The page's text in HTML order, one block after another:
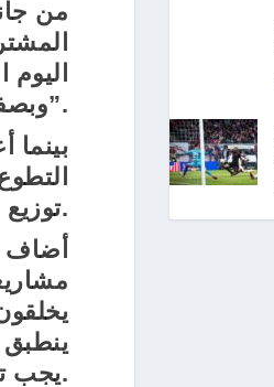
من
وبصفتي الوزير الاتحادي للالتزام، فإنني أؤيد هذا الالتزام صراحةً”.
توزيع الجوائز.
ينطبق
يجب تعزيزه.